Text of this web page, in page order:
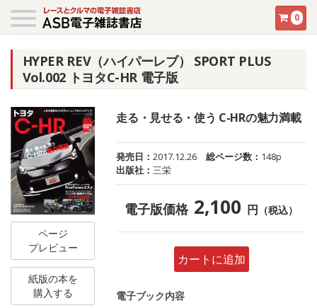
0
HYPER REV（ハイパーレブ） SPORT PLUS
Vol.002 トヨタC-HR 電子版
ページ
プレビュー
紙版の本を
購入する
走る・見せる・使う C-HRの魅力満載
発売日：2017.12.26 総ページ数： 148p
出版社：三栄
電子版価格 2,100 円 （税込）
カートに追加
電子ブック内容